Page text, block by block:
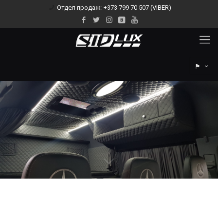
Отдел продаж: +373 799 70 507 (VIBER)
⚑